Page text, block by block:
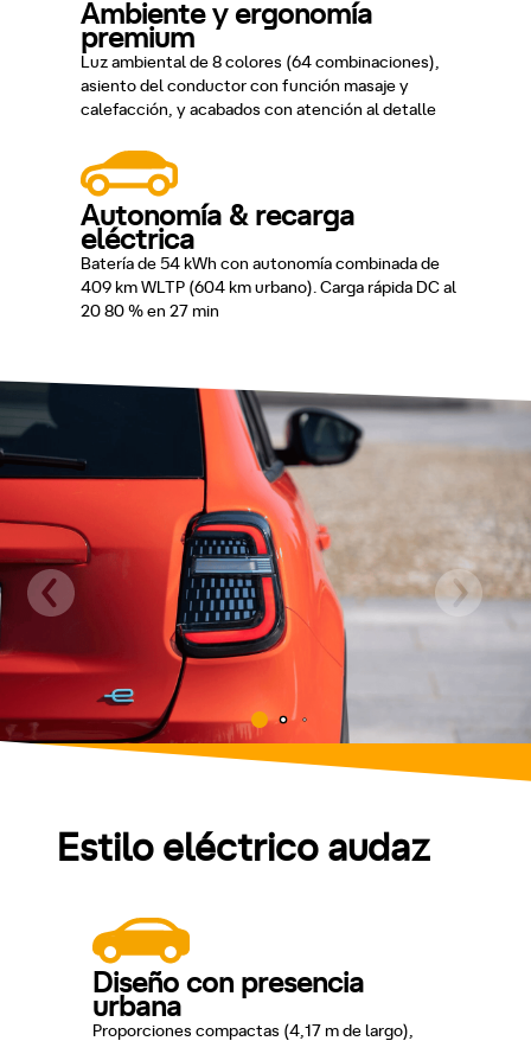
Ambiente y ergonomía
premium
Luz ambiental de 8 colores (64 combinaciones),
asiento del conductor con función masaje y
calefacción, y acabados con atención al detalle
Autonomía & recarga
eléctrica
Batería de 54 kWh con autonomía combinada de
409 km WLTP (604 km urbano). Carga rápida DC al
20 80 % en 27 min
Estilo eléctrico audaz
Diseño con presencia
urbana
Proporciones compactas (4,17 m de largo),